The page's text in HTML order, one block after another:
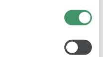
osallistuu kahden päivän